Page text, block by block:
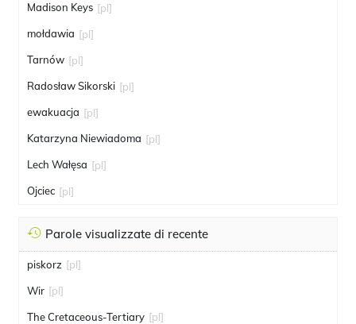
Madison Keys [pl]
mołdawia [pl]
Tarnów [pl]
Radosław Sikorski [pl]
ewakuacja [pl]
Katarzyna Niewiadoma [pl]
Lech Wałęsa [pl]
Ojciec [pl]
Parole visualizzate di recente
piskorz [pl]
Wir [pl]
The Cretaceous-Tertiary [pl]